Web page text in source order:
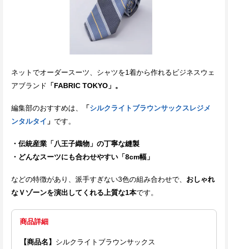
ネットでオーダースーツ、シャツを1着から作れるビジネスウェ
アブランド
「FABRIC TOKYO」。
編集部のおすすめは、 「シルクライトブラウンサックスレジメ
ンタルタイ 」 です。
・伝統産業「八王子織物」の丁寧な縫製
・どんなスーツにも合わせやすい「8cm幅」
などの特徴があり、派手すぎない3色の組み合わせで、 おしゃれ
なＶゾーンを演出してくれる上質な1本です。
商品詳細
【商品名】 シルクライトブラウンサックス